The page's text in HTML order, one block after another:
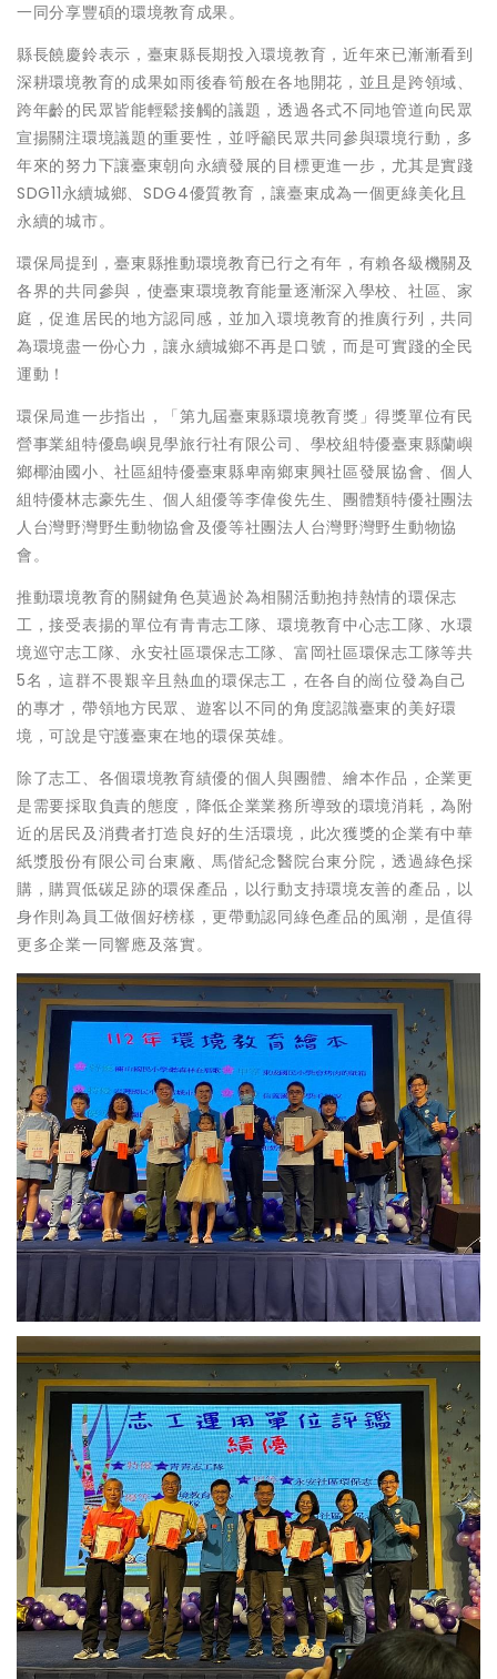
一同分享豐碩的環境教育成果。
縣長饒慶鈴表示，臺東縣長期投入環境教育，近年來已漸漸看到
深耕環境教育的成果如雨後春筍般在各地開花，並且是跨領域、
跨年齡的民眾皆能輕鬆接觸的議題，透過各式不同地管道向民眾
宣揚關注環境議題的重要性，並呼籲民眾共同參與環境行動，多
年來的努力下讓臺東朝向永續發展的目標更進一步，尤其是實踐
SDG11永續城鄉、SDG4優質教育，讓臺東成為一個更綠美化且
永續的城市。
環保局提到，臺東縣推動環境教育已行之有年，有賴各級機關及
各界的共同參與，使臺東環境教育能量逐漸深入學校、社區、家
庭，促進居民的地方認同感，並加入環境教育的推廣行列，共同
為環境盡一份心力，讓永續城鄉不再是口號，而是可實踐的全民
運動！
環保局進一步指出，「第九屆臺東縣環境教育獎」得獎單位有民
營事業組特優島嶼見學旅行社有限公司、學校組特優臺東縣蘭嶼
鄉椰油國小、社區組特優臺東縣卑南鄉東興社區發展協會、個人
組特優林志豪先生、個人組優等李偉俊先生、團體類特優社團法
人台灣野灣野生動物協會及優等社團法人台灣野灣野生動物協
會。
推動環境教育的關鍵角色莫過於為相關活動抱持熱情的環保志
工，接受表揚的單位有青青志工隊、環境教育中心志工隊、水環
境巡守志工隊、永安社區環保志工隊、富岡社區環保志工隊等共
5名，這群不畏艱辛且熱血的環保志工，在各自的崗位發為自己
的專才，帶領地方民眾、遊客以不同的角度認識臺東的美好環
境，可說是守護臺東在地的環保英雄。
除了志工、各個環境教育績優的個人與團體、繪本作品，企業更
是需要採取負責的態度，降低企業業務所導致的環境消耗，為附
近的居民及消費者打造良好的生活環境，此次獲獎的企業有中華
紙漿股份有限公司台東廠、馬偕紀念醫院台東分院，透過綠色採
購，購買低碳足跡的環保產品，以行動支持環境友善的產品，以
身作則為員工做個好榜樣，更帶動認同綠色產品的風潮，是值得
更多企業一同響應及落實。